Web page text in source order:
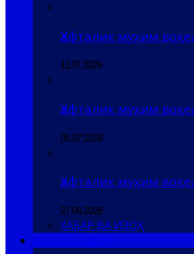
Ҳафталик муҳим
11.07.2026
Ҳафталик муҳим
05.07.2026
Ҳафталик муҳим
27.06.2026
ХАБАР ВА ИЗОҲ